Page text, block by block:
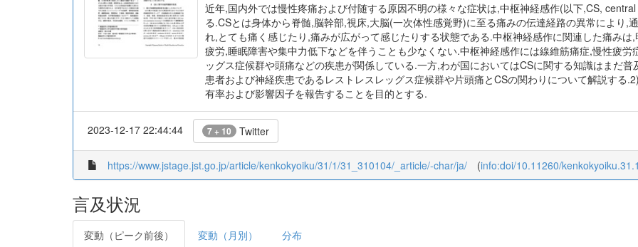
近年,国内外では慢性疼痛および付随する原因不明の様々な症状は,中枢神経感作(以下,CS,
る.CSとは身体から脊髄,脳幹部,視床,大脳(一次体性感覚野)に至る痛みの伝達経路の異常により,
れ,とても痛く感じたり,痛みが広がって感じたりする状態である.中枢神経感作に関連した痛み
疲労,睡眠障害や集中力低下などを伴うことも少なくない.中枢神経感作には線維筋痛症,慢性疲
ッグス症候群や頭痛などの疾患が関係している.一方,わが国においてはCSに関する知識はまだ
患者および神経疾患であるレストレスレッグス症候群や片頭痛とCSの関わりについて解説する
有率および影響因子を報告することを目的とする.
2023-12-17 22:44:44 7 + 10 Twitter
https://www.jstage.jst.go.jp/article/kenkokyoiku/31/1/31_310104/_article/-char/ja/ (info:doi/10.11260/
言及状況
変動（ピーク前後） 変動（月別） 分布